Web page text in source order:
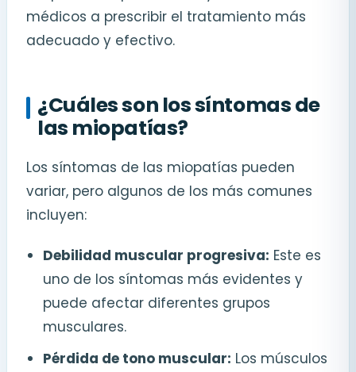
médicos a prescribir el tratamiento más
adecuado y efectivo.
¿Cuáles son los síntomas de
las miopatías?
Los síntomas de las miopatías pueden
variar, pero algunos de los más comunes
incluyen:
Debilidad muscular progresiva: Este es
uno de los síntomas más evidentes y
puede afectar diferentes grupos
musculares.
Pérdida de tono muscular: Los músculos